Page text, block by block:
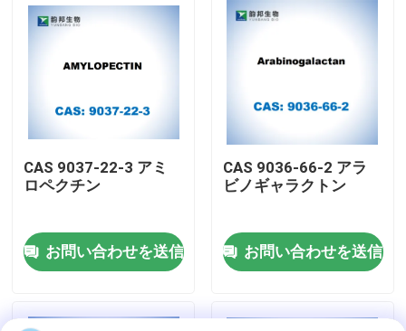
私達について
工場旅行
私達に連絡しなさい
CAS 9037-22-3 アミ
ロペクチン
お問い合わせを送信
CAS 9036-66-2 アラ
ビノギャラクトン
お問い合わせを送信